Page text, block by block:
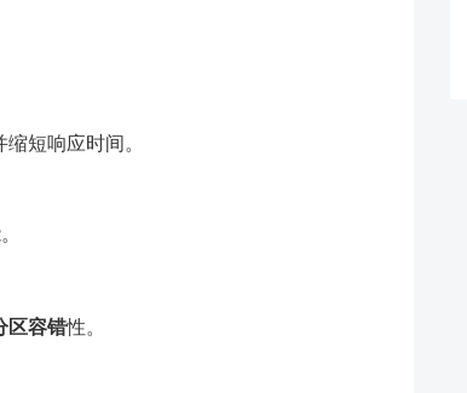
短响应时间。
区容错性。